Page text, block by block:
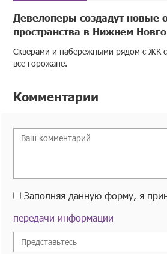
Девелоперы создадут новые
пространства в Нижнем
Скверами и набережными рядом с ЖК
все горожане.
Комментарии
Заполняя данную форму, я
передачи информации